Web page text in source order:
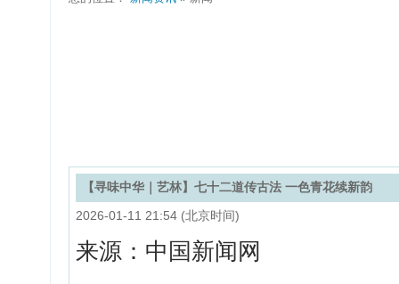
【寻味中华｜艺林】七十二道传古法 一色青花续新韵
2026-01-11 21:54 (北京时间)
来源：中国新闻网